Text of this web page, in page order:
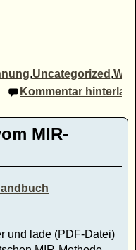
,Uncategorized ,
Kommentar
MIR-
und lade (PDF-Datei)